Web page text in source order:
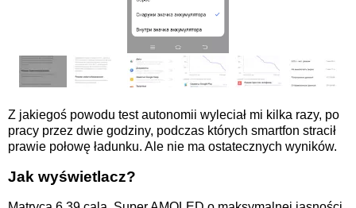
Z jakiegoś powodu test autonomii wyleciał mi kilka razy, po
pracy przez dwie godziny, podczas których smartfon stracił
prawie połowę ładunku. Ale nie ma ostatecznych wyników.
Jak wyświetlacz?